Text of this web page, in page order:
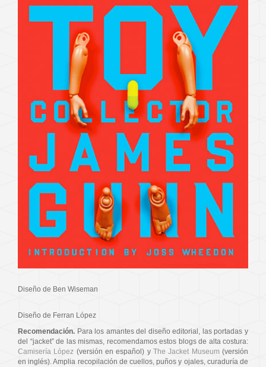
Diseño de Ben Wiseman
Diseño de Ferran López
Recomendación. Para los amantes del diseño editorial, las portadas y
del “jacket” de las mismas, recomendamos estos blogs de alta costura:
Camisería López (versión en español) yThe Jacket Museum (versión
en inglés). Amplia recopilación de cuellos, puños y ojales, curaduría de